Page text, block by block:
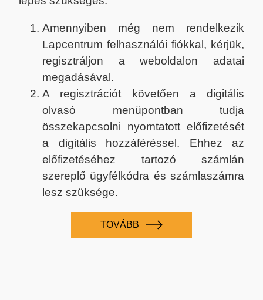
Amennyiben még nem rendelkezik
Lapcentrum felhasználói fiókkal, kérjük,
regisztráljon a weboldalon adatai
megadásával.
A regisztrációt követően a digitális
olvasó menüpontban tudja
összekapcsolni nyomtatott előfizetését
a digitális hozzáféréssel. Ehhez az
előfizetéséhez tartozó számlán
szereplő ügyfélkódra és számlaszámra
lesz szüksége.
TOVÁBB